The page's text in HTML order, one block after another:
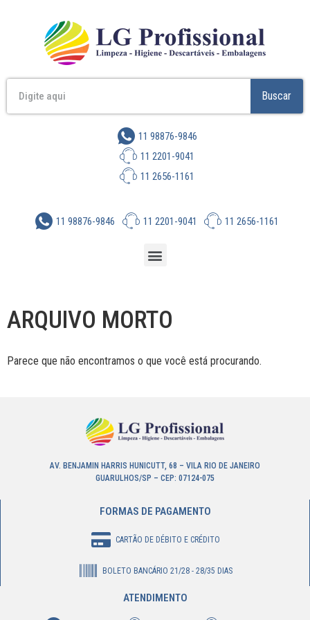
Buscar
11 98876-9846
11 2201-9041
11 2656-1161
11 98876-9846 11 2201-9041 11 2656-1161
ARQUIVO MORTO
Parece que não encontramos o que você está procurando.
AV. BENJAMIN HARRIS HUNICUTT, 68 – VILA RIO DE JANEIRO
GUARULHOS/SP – CEP: 07124-075
FORMAS DE PAGAMENTO
CARTÃO DE DÉBITO E CRÉDITO
BOLETO BANCÁRIO 21/28 - 28/35 DIAS
ATENDIMENTO